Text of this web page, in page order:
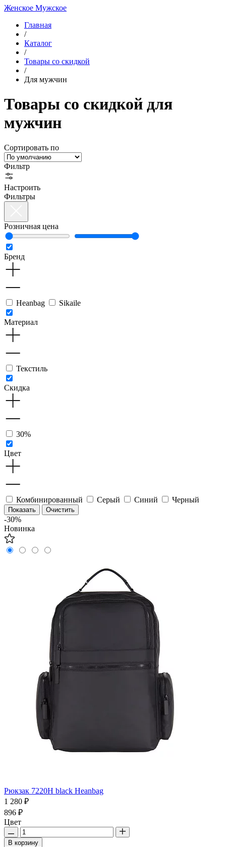
Женское Мужское
Главная
/
Каталог
/
Товары со скидкой
/
Для мужчин
Товары со скидкой для
мужчин
Сортировать по
Фильтр
Настроить
Фильтры
Розничная цена
Бренд
Heanbag Sikaile
Материал
Текстиль
Скидка
30%
Цвет
Комбинированный Серый Синий Черный
-30%
Новинка
Рюкзак 7220H black Heanbag
1 280 ₽
896 ₽
Цвет
В корзину